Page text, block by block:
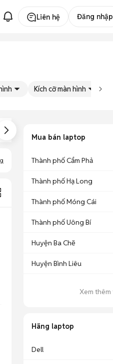
Liên hệ Đăng nhập
Kích cỡ màn hình
ROG
Scar
I3
Mua bán laptop
Thành phố Cẩm Phả
Thành phố Hạ Long
Thành phố Móng Cái
Thành phố Uông Bí
Huyện Ba Chẽ
Huyện Bình Liêu
Xem thêm
Hãng laptop
Dell